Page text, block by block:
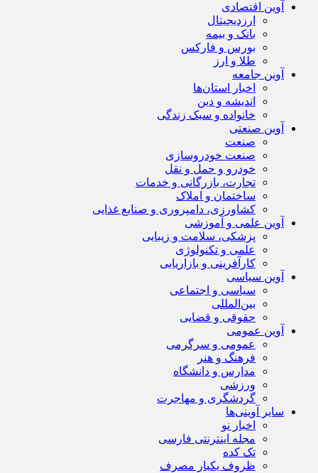
آوین اقتصادی
ارزدیجیتال
بانک و بیمه
بورس و فارکس
طلا و ارز
آوین جامعه
اخبار استان‌ها
اندیشه و دین
خانواده و سبک زندگی
آوین صنعتی
صنعت
صنعت خودروسازی
خودرو و حمل و نقل
تجارت، بازرگانی و خدمات
ساختمان و املاک
کشاورزی، دامپروری و صنایع غذایی
آوین علمی و آموزشی
پزشکی، سلامت و زیبایی
علمی و تکنولوژی
کارآفرینی و بازاریابی
آوین سیاسی
سیاسی و اجتماعی
بین‌المللی
حقوقی و قضایی
آوین عمومی
عمومی و سرگرمی
فرهنگ و هنر
مدارس و دانشگاه
ورزشی
گردشگری و مهاجرت
سایر آوینی‌ها
اخبار نو
مجله اینترنتی فارسی
تک کده
ظروف یکبار مصرف